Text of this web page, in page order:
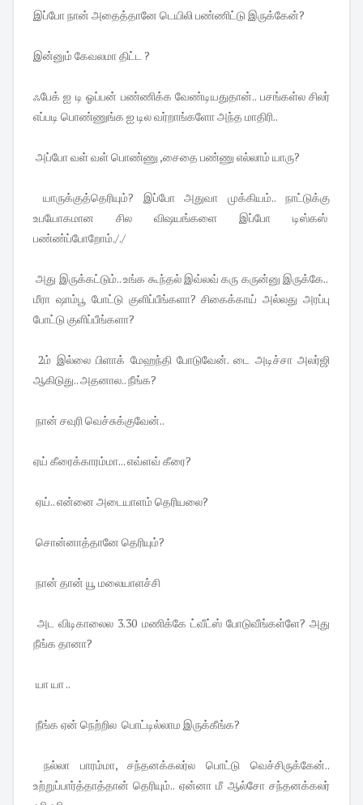
இப்போ நான் அதைத்தானே டெயிலி பண்ணிட்டு இருக்கேன்?
இன்னும் கேவலமா திட்ட ?
ஃபேக் ஐ டி ஓப்பன் பண்ணிக்க வேண்டியதுதான்.. பசங்கள்ல சிலர்
எப்படி பொண்ணுங்க ஐ டில வர்றாங்களோ அந்த மாதிரி..
அப்போ வள் வள் பொண்ணு ,சைதை பண்ணு எல்லாம் யாரு?
யாருக்குத்தெரியும்? இப்போ அதுவா முக்கியம்.. நாட்டுக்கு
உபயோகமான சில விஷயங்களை இப்போ டிஸ்கஸ்
பண்ண்ப்போறோம்././
அது இருக்கட்டும்.. உங்க கூந்தல் இவ்லவ் கரு கருன்னு இருக்கே..
மீரா ஷாம்பூ போட்டு குளிப்பீங்களா? சிகைக்காய் அல்லது அரப்பு
போட்டு குளிப்பீங்களா?
2ம் இல்லை பிளாக் மேஹந்தி போடுவேன். டை அடிச்சா அலர்ஜி
ஆகிடுது.. அதனால.. நீங்க?
நான் சவுரி வெச்சுக்குவேன்..
ஏய் கீரைக்காரம்மா... எவ்ளவ் கீரை?
ஏய்.. என்னை அடையாளம் தெரியலை?
சொன்னாத்தானே தெரியும்?
நான் தான் யூ மலையாளச்சி
அட விடிகாலைல 3.30 மணிக்கே ட்வீட்ஸ் போடுவீங்கள்ளே? அது
நீங்க தானா?
யா யா ..
நீங்க ஏன் நெற்றில பொட்டில்லாம இருக்கீங்க?
நல்லா பாரம்மா, சந்தனக்கலர்ல பொட்டு வெச்சிருக்கேன்..
உற்றுப்பார்த்தாத்தான் தெரியும்.. ஏன்னா மீ ஆல்சோ சந்தனக்கலர்